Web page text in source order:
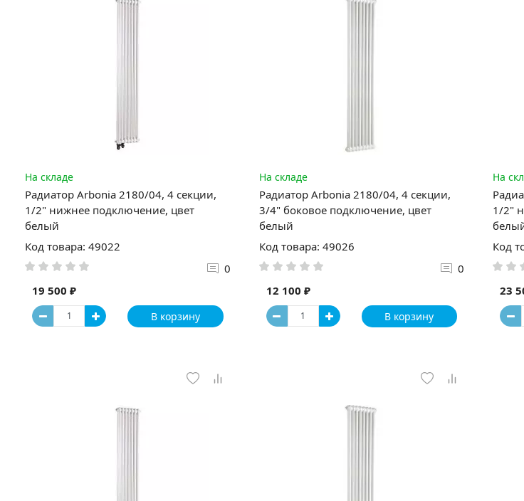
На складе
Радиатор Arbonia 2180/04, 4 секции,
1/2" нижнее подключение, цвет
белый
Код товара: 49022
0
19 500 ₽
В корзину
На складе
Радиатор Arbonia 2180/04, 4 секции,
3/4" боковое подключение, цвет
белый
Код товара: 49026
0
12 100 ₽
В корзину
На
1/2"
Код
23